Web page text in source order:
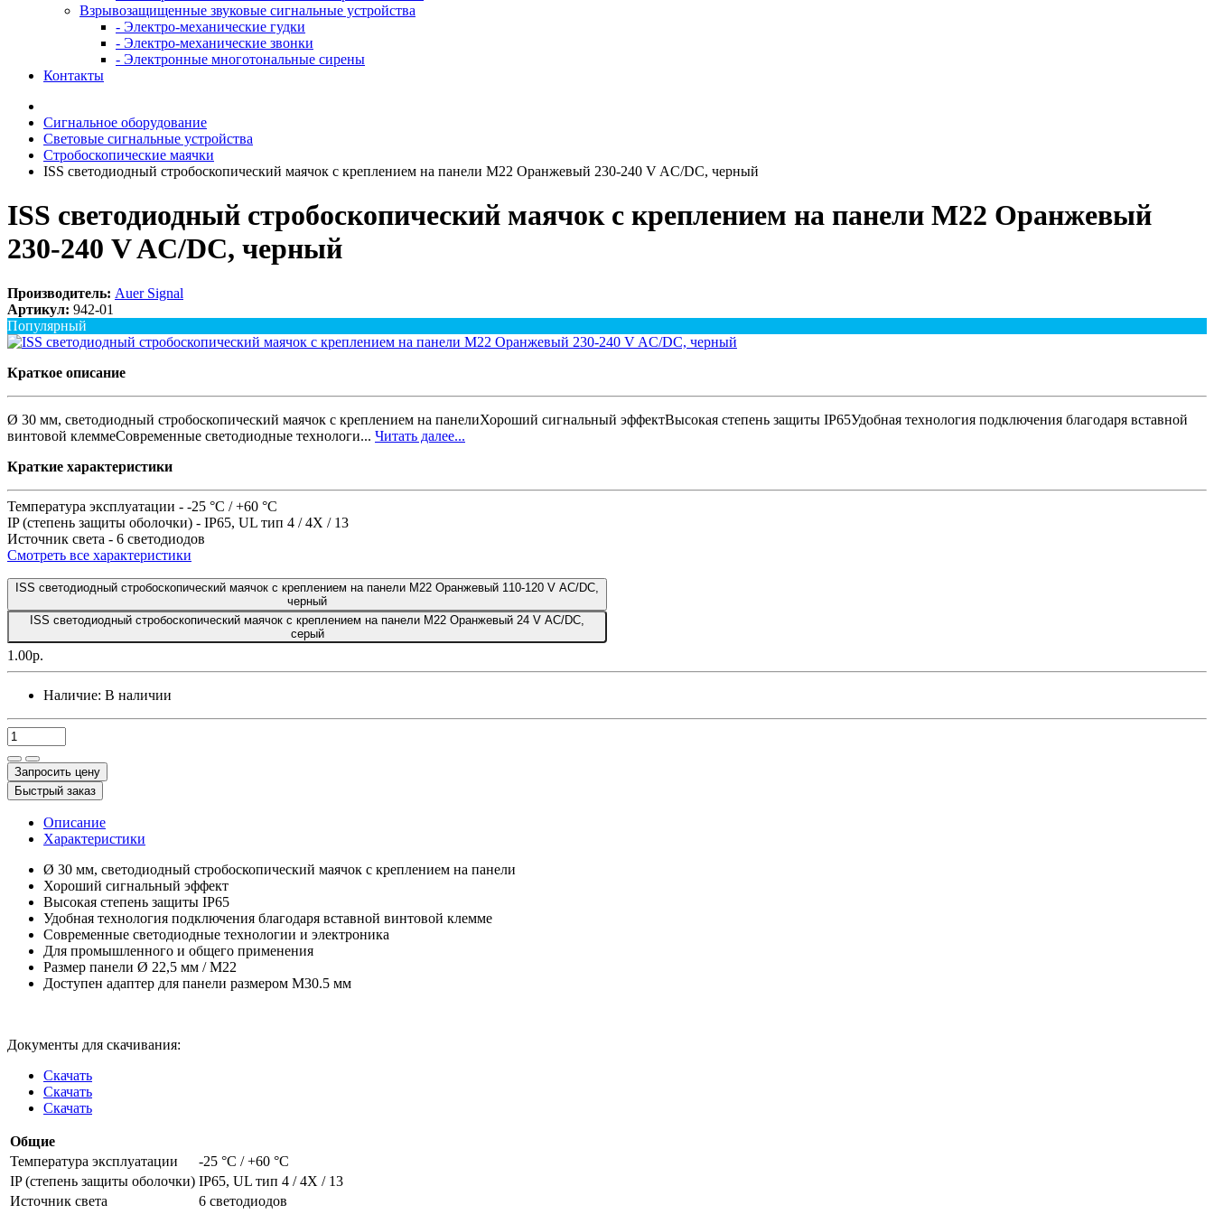
Взрывозащищенные звуковые сигнальные устройства
- Электро-механические гудки
- Электро-механические звонки
- Электронные многотональные сирены
Контакты
Сигнальное оборудование
Световые сигнальные устройства
Стробоскопические маячки
ISS светодиодный стробоскопический маячок с креплением на панели М22 Оранжевый 230-240 V AC/DC, черный
ISS светодиодный стробоскопический маячок с креплением на панели М22 Оранжевый
230-240 V AC/DC, черный
Производитель: Auer Signal
Артикул: 942-01
Популярный
Краткое описание
Ø 30 мм, светодиодный стробоскопический маячок с креплением на панелиХороший сигнальный эффектВысокая степень защиты IP65Удобная технология подключения благодаря вставной
винтовой клеммеСовременные светодиодные технологи... Читать далее...
Краткие характеристики
Температура эксплуатации - -25 °C / +60 °C
IP (степень защиты оболочки) - IP65, UL тип 4 / 4X / 13
Источник света - 6 светодиодов
Смотреть все характеристики
ISS светодиодный стробоскопический маячок с креплением на панели М22 Оранжевый 110-120 V AC/DC,
черный
ISS светодиодный стробоскопический маячок с креплением на панели М22 Оранжевый 24 V AC/DC,
серый
1.00р.
Наличие: В наличии
Запросить цену
Быстрый заказ
Описание
Характеристики
Ø 30 мм, светодиодный стробоскопический маячок с креплением на панели
Хороший сигнальный эффект
Высокая степень защиты IP65
Удобная технология подключения благодаря вставной винтовой клемме
Современные светодиодные технологии и электроника
Для промышленного и общего применения
Размер панели Ø 22,5 мм / M22
Доступен адаптер для панели размером M30.5 мм
Документы для скачивания:
Скачать
Скачать
Скачать
Общие
Температура эксплуатации
-25 °C / +60 °C
IP (степень защиты оболочки) IP65, UL тип 4 / 4X / 13
Источник света
6 светодиодов